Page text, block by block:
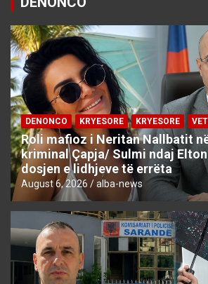
DENONCO KRYESORE KRYESORE
Roli mafioz i Neritan Nallbatit
kriminal Çapja/ Sulmi ndaj
dosjen e lidhjeve të errëta
August 6, 2026 alba-news